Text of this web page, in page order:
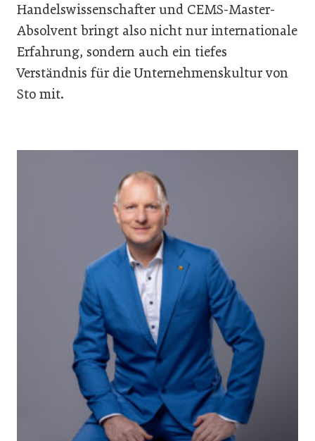
Handelswissenschafter und CEMS-Master-
Absolvent bringt also nicht nur internationale
Erfahrung, sondern auch ein tiefes
Verständnis für die Unternehmenskultur von
Sto mit.